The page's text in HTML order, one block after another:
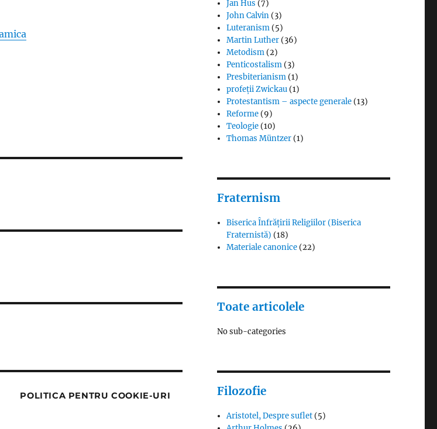
POLITICA PENTRU COOKIE-URI
Jan Hus (7)
John Calvin (3)
Luteranism (5)
Martin Luther (36)
Metodism (2)
Penticostalism (3)
Presbiterianism (1)
profeții Zwickau (1)
Protestantism – aspecte generale (13)
Reforme (9)
Teologie (10)
Thomas Müntzer (1)
Fraternism
Biserica Înfrățirii Religiilor (Biserica
Fraternistă) (18)
Materiale canonice (22)
Toate articolele
No sub-categories
Filozofie
Aristotel, Despre suflet (5)